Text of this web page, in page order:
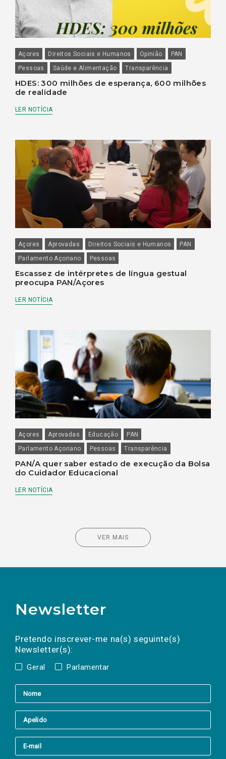
Açores Direitos Sociais e Humanos Opinião
PAN
Pessoas
Saúde e Alimentação Transparência
HDES: 300 milhões de esperança, 600 milhões
de realidade
LER NOTÍCIA
Açores Aprovadas Direitos Sociais e Humanos
PAN
Parlamento Açoriano
Pessoas
Escassez de intérpretes de língua gestual
preocupa PAN/Açores
LER NOTÍCIA
Açores Aprovadas Educação
PAN
Parlamento Açoriano
Pessoas Transparência
PAN/A quer saber estado de execução da Bolsa
do Cuidador Educacional
LER NOTÍCIA
VER MAIS
Newsletter
Pretendo inscrever-me na(s) seguinte(s)
Newsletter(s):
Geral Parlamentar
a(s) newsletter(s).
mail